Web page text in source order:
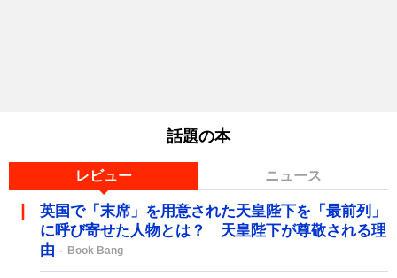
話題の本
レビュー ニュース
英国で「末席」を用意された天皇陛下を「最前列」
に呼び寄せた人物とは？ 天皇陛下が尊敬される理
由
Book Bang